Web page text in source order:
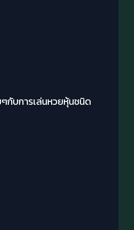
กับการเล่นหวยหุ้นชนิด